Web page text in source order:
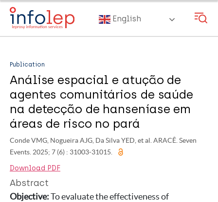
Skip
main
English
Publication
Análise espacial e atução de
agentes comunitários de saúde
na detecção de hanseníase em
áreas de risco no pará
Conde VMG, Nogueira AJG, Da Silva YED, et al. ARACÊ. Seven
Events. 2025; 7 (6) : 31003-31015.
Download PDF
Abstract
Objective:To evaluate the effectiveness of